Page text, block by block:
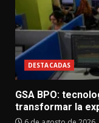
DESTACADAS
GSA BPO:
transformar la